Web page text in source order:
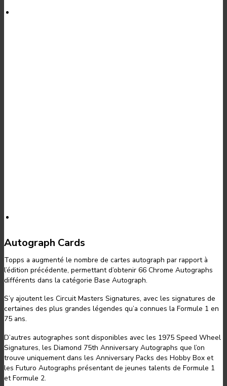
Autograph Cards
Topps a augmenté le nombre de cartes autograph par rapport à
l’édition précédente, permettant d’obtenir 66 Chrome Autographs
différents dans la catégorie Base Autograph.
S’y ajoutent les Circuit Masters Signatures, avec les signatures de
certaines des plus grandes légendes qu’a connues la Formule 1 en
75 ans.
D’autres autographes sont disponibles avec les 1975 Speed Wheel
Signatures, les Diamond 75th Anniversary Autographs que l’on
trouve uniquement dans les Anniversary Packs des Hobby Box et
les Futuro Autographs présentant de jeunes talents de Formule 1
et Formule 2.